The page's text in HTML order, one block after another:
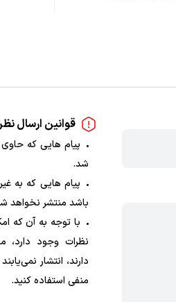
قوانین ارسال نظر
پیام هایی که حاوی
شد.
پیام هایی که به
باشد منتشر نخواهد
با توجه به آن که
نظرات وجود دارد،
دارند، انتشار
منفی استفاده کنید.